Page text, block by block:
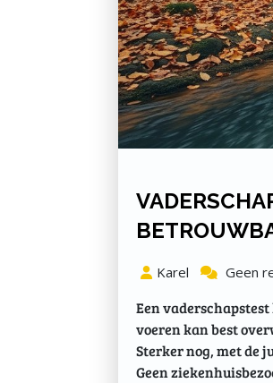
Karel Geen
Een
voeren kan best
Sterker nog, met de
Geen